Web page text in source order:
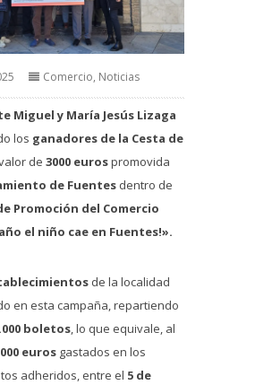
Comercio, Noticias
Miguel y María Jesús Lizaga
los ganadores de la Cesta de
de 3000 eurospromovida
de Fuentes dentro de
Promoción del Comercio
el niño cae en Fuentes!».
de la localidad
en esta campaña, repartiendo
boletos, lo que equivale, al
euros gastados en los
adheridos, entre el 5 de